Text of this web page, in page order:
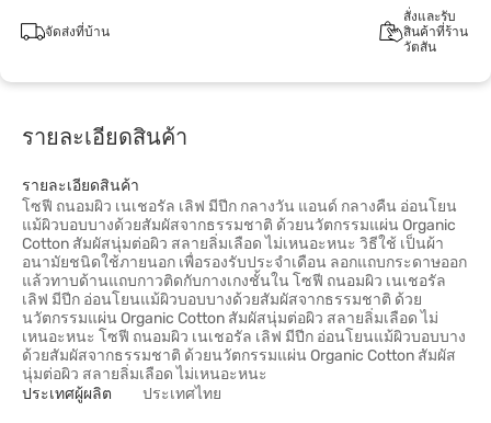
จัดส่งที่บ้าน
สั่งและรับ
สินค้าที่ร้าน
วัตสัน
รายละเอียดสินค้า
รายละเอียดสินค้า
โซฟี ถนอมผิว เนเชอรัล เลิฟ มีปีก กลางวัน แอนด์ กลางคืน อ่อนโยน
แม้ผิวบอบบางด้วยสัมผัสจากธรรมชาติ ด้วยนวัตกรรมแผ่น Organic
Cotton สัมผัสนุ่มต่อผิว สลายลิ่มเลือด ไม่เหนอะหนะ วิธีใช้ เป็นผ้า
อนามัยชนิดใช้ภายนอก เพื่อรองรับประจำเดือน ลอกแถบกระดาษออก
แล้วทาบด้านแถบกาวติดกับกางเกงชั้นใน โซฟี ถนอมผิว เนเชอรัล
เลิฟ มีปีก อ่อนโยนแม้ผิวบอบบางด้วยสัมผัสจากธรรมชาติ ด้วย
นวัตกรรมแผ่น Organic Cotton สัมผัสนุ่มต่อผิว สลายลิ่มเลือด ไม่
เหนอะหนะ โซฟี ถนอมผิว เนเชอรัล เลิฟ มีปีก อ่อนโยนแม้ผิวบอบบาง
ด้วยสัมผัสจากธรรมชาติ ด้วยนวัตกรรมแผ่น Organic Cotton สัมผัส
นุ่มต่อผิว สลายลิ่มเลือด ไม่เหนอะหนะ
ประเทศผู้ผลิต
ประเทศไทย